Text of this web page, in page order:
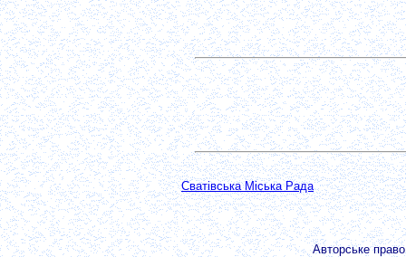
Сватівська Міська Рада
Авторське